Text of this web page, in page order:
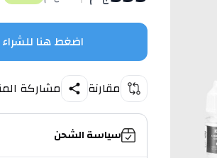
اضغط هنا للشراء
مقارنة مشاركة
سياسة الشحن